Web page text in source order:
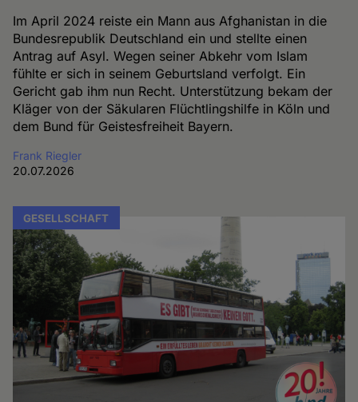
Im April 2024 reiste ein Mann aus Afghanistan in die
Bundesrepublik Deutschland ein und stellte einen
Antrag auf Asyl. Wegen seiner Abkehr vom Islam
fühlte er sich in seinem Geburtsland verfolgt. Ein
Gericht gab ihm nun Recht. Unterstützung bekam der
Kläger von der Säkularen Flüchtlingshilfe in Köln und
dem Bund für Geistesfreiheit Bayern.
Frank Riegler
20.07.2026
GESELLSCHAFT